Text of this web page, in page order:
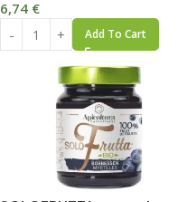
6,74 €
Add To Cart